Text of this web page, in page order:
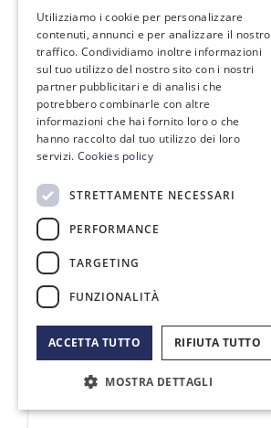
Aggiungi al carrello
Non disponibile
Utilizziamo i cookie per personalizzare
contenuti, annunci e per analizzare il nostro
traffico. Condividiamo inoltre informazioni
sul tuo utilizzo del nostro sito con i nostri
partner pubblicitari e di analisi che
potrebbero combinarle con altre
informazioni che hai fornito loro o che
hanno raccolto dal tuo utilizzo dei loro
servizi. Cookies policy
STRETTAMENTE NECESSARI
PERFORMANCE
TARGETING
FUNZIONALITÀ
ACCETTA TUTTO RIFIUTA TUTTO
MOSTRA DETTAGLI